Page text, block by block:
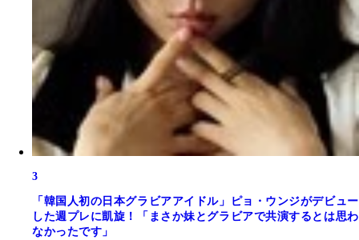
3
「韓国人初の日本グラビアアイドル」ピョ・ウンジがデビュー
した週プレに凱旋！「まさか妹とグラビアで共演するとは思わ
なかったです」